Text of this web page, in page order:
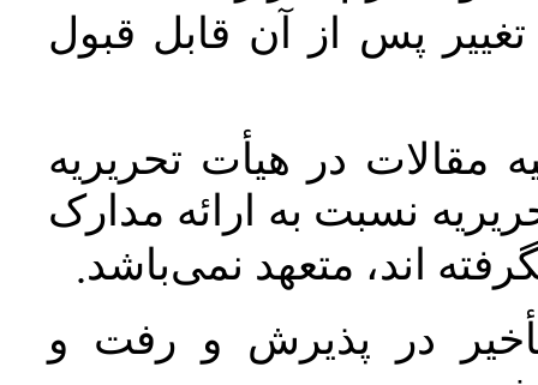
پس از آن قابل قبول
مقالات در هیأت تحریریه
نسبت به ارائه مدارک
اند، متعهد نمی‌باشد.
در پذیرش و رفت و